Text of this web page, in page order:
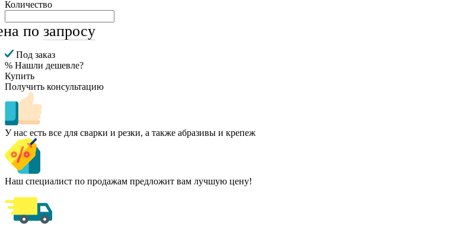
Количество
по запросу
Под заказ
% Нашли дешевле?
Купить
Получить консультацию
У нас есть все для сварки и резки, а также абразивы и крепеж
Наш специалист по продажам предложит вам лучшую цену!